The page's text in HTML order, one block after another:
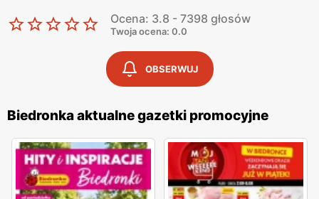
spożywczych i przemysłowych w atrakcyjnych niskich
cenach. Klienci cenią sobie bogaty wybór, częste
promocje oraz doskonałą jakość oferowanych produktów.
Jednym z kluczowych elementów strategii marketingowej
Biedronka gazetka promocyjna
się regularnie i informuje o najnowszych ofertach.
Gazetka promocyjna Biedronka
, publikowana co tydzień,
prezentuje aktualne promocje, specjalne oferty i
sezonowe wyprzedaże, dzięki czemu klienci mogą
planować swoje zakupy i korzystać z wyjątkowych okazji
Ocena: 3.8 - 7398 głosów
Twoja ocena: 0.0
OBSERWUJ
Biedronka aktualne gazetki promocyjne